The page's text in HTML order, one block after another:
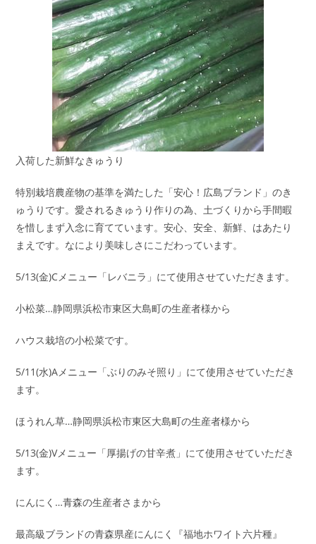
入荷した新鮮なきゅうり
特別栽培農産物の基準を満たした「安心！広島ブランド」のき
ゅうりです。愛されるきゅうり作りの為、土づくりから手間暇
を惜しまず入念に育てています。安心、安全、新鮮、はあたり
まえです。なにより美味しさにこだわっています。
5/13(金)Cメニュー「レバニラ」にて使用させていただきます。
小松菜…静岡県浜松市東区大島町の生産者様から
ハウス栽培の小松菜です。
5/11(水)Aメニュー「ぶりのみそ照り」にて使用させていただき
ます。
ほうれん草…静岡県浜松市東区大島町の生産者様から
5/13(金)Vメニュー「厚揚げの甘辛煮」にて使用させていただき
ます。
にんにく…青森の生産者さまから
最高級ブランドの青森県産にんにく『福地ホワイト六片種』